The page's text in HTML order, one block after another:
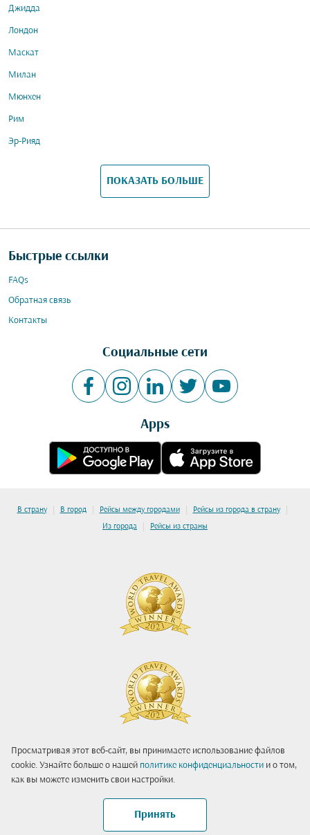
Просматривая этот веб-сайт, вы принимаете использование файлов
cookie. Узнайте больше о нашей политике конфиденциальности и о том,
как вы можете изменить свои настройки.
Принять
Джидда
Лондон
Маскат
Милан
Мюнхен
Рим
Эр-Рияд
ПОКАЗАТЬ БОЛЬШЕ
Быстрые ссылки
FAQs
Обратная связь
Контакты
Социальные сети
Apps
В страну | В город | Рейсы между городами | Рейсы из города в страну |
Из города | Рейсы из страны